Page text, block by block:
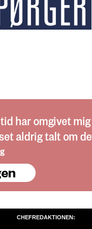
CHEFREDAKTIONEN: